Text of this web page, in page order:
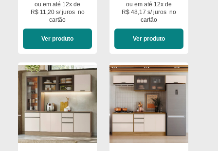
ou em até 12x de
R$ 11,20 s/ juros no
cartão
Ver produto
ou em até 12x de
R$ 48,17 s/ juros no
cartão
Ver produto